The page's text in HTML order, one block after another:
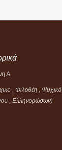
Α
, Φιλοθέη , Ψυχικό ,
, Ελληνορώσων)